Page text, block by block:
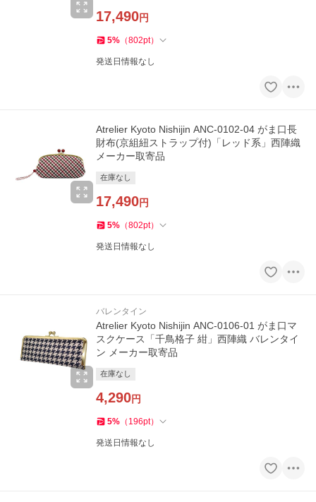
17,490円
5% （802pt）
発送日情報なし
Atrelier Kyoto Nishijin ANC-0102-04 がま口長
財布(京組紐ストラップ付)「レッド系」西陣織
メーカー取寄品
在庫なし
17,490円
5% （802pt）
発送日情報なし
バレンタイン
Atrelier Kyoto Nishijin ANC-0106-01 がま口マ
スクケース「千鳥格子 紺」西陣織 バレンタイ
ン メーカー取寄品
在庫なし
4,290円
5% （ 196pt）
発送日情報なし